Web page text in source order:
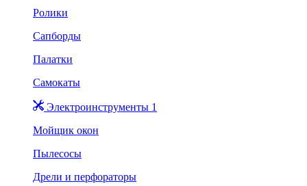
Ролики
Сапборды
Палатки
Самокаты
Электроинструменты 1
Мойщик окон
Пылесосы
Дрели и перфораторы